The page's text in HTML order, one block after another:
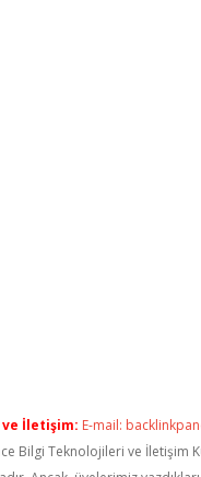
ve İletişim: E-mail:
Bilgi Teknolojileri ve